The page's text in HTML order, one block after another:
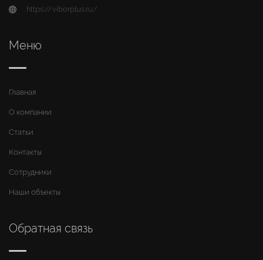
https://viborplus.ru/
Меню
Главная
О компании
Статьи
Контакты
Сотрудники
Наши объекты
Обратная связь